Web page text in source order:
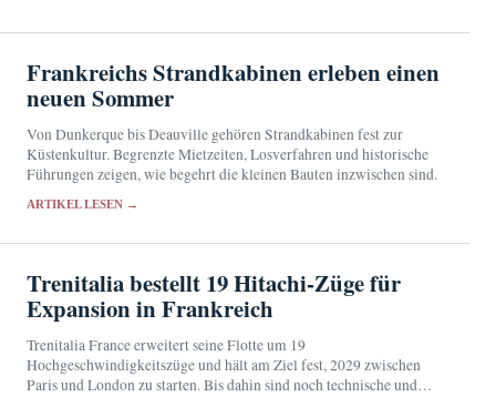
Frankreichs Strandkabinen erleben einen
neuen Sommer
Von Dunkerque bis Deauville gehören Strandkabinen fest zur
Küstenkultur. Begrenzte Mietzeiten, Losverfahren und historische
Führungen zeigen, wie begehrt die kleinen Bauten inzwischen sind.
ARTIKEL LESEN →
Trenitalia bestellt 19 Hitachi-Züge für
Expansion in Frankreich
Trenitalia France erweitert seine Flotte um 19
Hochgeschwindigkeitszüge und hält am Ziel fest, 2029 zwischen
Paris und London zu starten. Bis dahin sind noch technische und